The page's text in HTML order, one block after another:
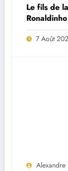
Le fils de
7 Août